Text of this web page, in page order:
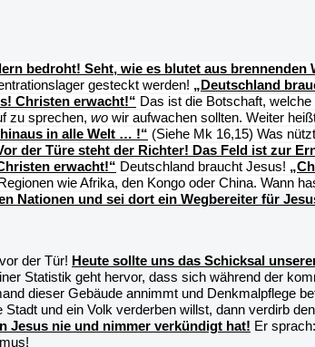
bedroht! Seht, wie es blutet aus
gesteckt werden! „Deutschland
Christen erwacht!“ Das ist die Botschaft,
zu sprechen, wo wir aufwachen sollten. Weiter
in alle Welt … !“ (Siehe Mk 16,15) Was
der Türe steht der Richter! Das Feld ist zur
erwacht!“ Deutschland braucht Jesus!
wie Afrika, den Kongo oder China. Wann
Nationen und sei dort ein Wegbereiter für
der Tür! Heute sollte uns das Schicksal
Statistik geht hervor, dass sich während der
dieser Gebäude annimmt und Denkmalpflege
und ein Volk verderben willst, dann verdirb
Jesus nie und nimmer verkündigt hat! Er